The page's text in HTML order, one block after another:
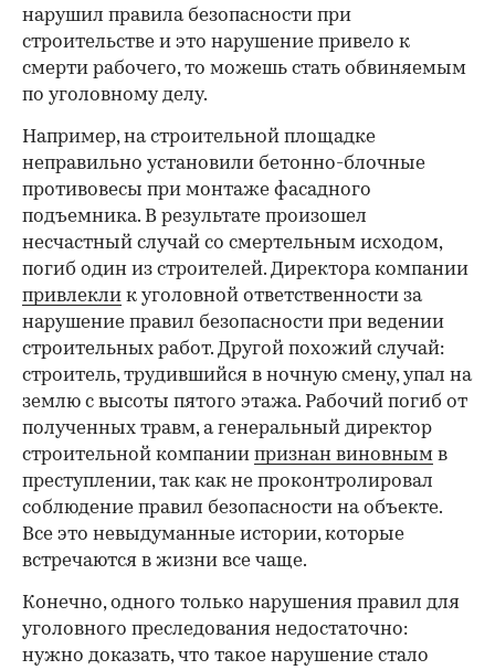
00:00
нарушил правила безопасности при
строительстве и это нарушение привело к
смерти рабочего, то можешь стать обвиняемым
по уголовному делу.
Например, на строительной площадке
неправильно установили бетонно-блочные
противовесы при монтаже фасадного
подъемника. В результате произошел
несчастный случай со смертельным исходом,
погиб один из строителей. Директора компании
привлекли к уголовной ответственности за
нарушение правил безопасности при ведении
строительных работ. Другой похожий случай:
строитель, трудившийся в ночную смену, упал на
землю с высоты пятого этажа. Рабочий погиб от
полученных травм, а генеральный директор
строительной компании признан виновным в
преступлении, так как не проконтролировал
соблюдение правил безопасности на объекте.
Все это невыдуманные истории, которые
встречаются в жизни все чаще.
Конечно, одного только нарушения правил для
уголовного преследования недостаточно:
нужно доказать, что такое нарушение стало